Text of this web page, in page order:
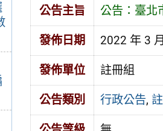
公告主旨 公告：臺北
發佈日期 2022 年 3
發佈單位 註冊組
公告類別 行政公告,